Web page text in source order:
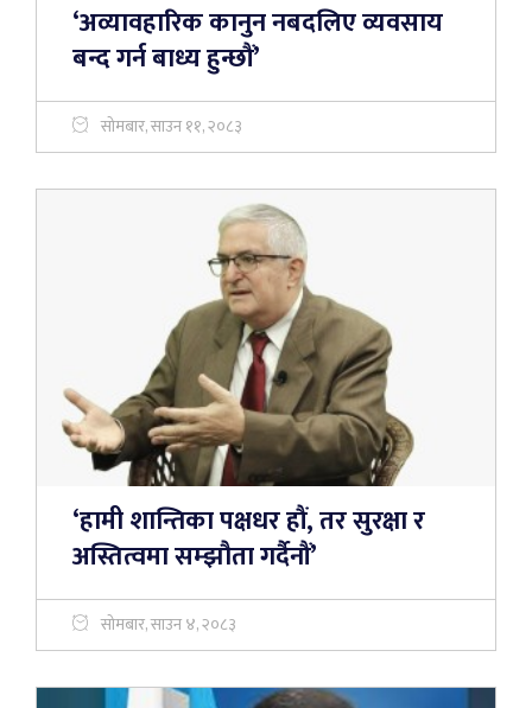
‘अव्यावहारिक कानुन नबदलिए व्यवसाय
बन्द गर्न बाध्य हुन्छौं’
सोमबार, साउन ११, २०८३
‘हामी शान्तिका पक्षधर हौं, तर सुरक्षा र
अस्तित्वमा सम्झौता गर्दैनौं’
सोमबार, साउन ४, २०८३